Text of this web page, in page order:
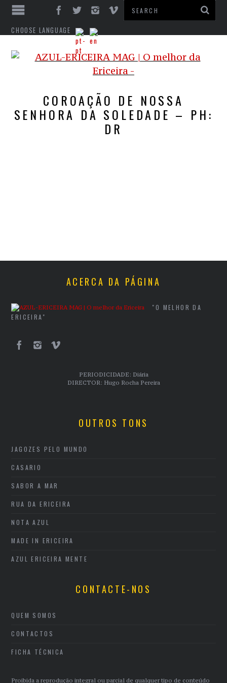
CHOOSE LANGUAGE
COROAÇÃO DE NOSSA
SENHORA DA SOLEDADE – PH:
DR
ACERCA DA PÁGINA
"O MELHOR DA
ERICEIRA"
PERIODICIDADE: Diária
DIRECTOR: Hugo Rocha Pereira
OUTROS TONS
JAGOZES PELO MUNDO
CASARIO
SABOR A MAR
RUA DA ERICEIRA
NOTA AZUL
MADE IN ERICEIRA
AZUL ERICEIRA MENTE
CONTACTE-NOS
QUEM SOMOS
CONTACTOS
FICHA TÉCNICA
Proibida a reprodução integral ou parcial de qualquer tipo de conteúdo